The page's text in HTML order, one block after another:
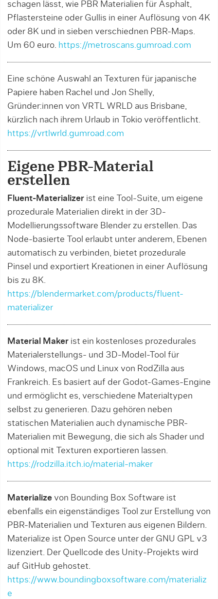
schagen lässt, wie PBR Materialien für Asphalt,
Pflastersteine oder Gullis in einer Auflösung von 4K
oder 8K und in sieben verschiednen PBR-Maps.
Um 60 euro. https://metroscans.gumroad.com
Eine schöne Auswahl an Texturen für japanische
Papiere haben Rachel und Jon Shelly,
Gründer:innen von VRTL WRLD aus Brisbane,
kürzlich nach ihrem Urlaub in Tokio veröffentlicht.
https://vrtlwrld.gumroad.com
Eigene PBR-Material
erstellen
Fluent-Materializer ist eine Tool-Suite, um eigene
prozedurale Materialien direkt in der 3D-
Modellierungssoftware Blender zu erstellen. Das
Node-basierte Tool erlaubt unter anderem, Ebenen
automatisch zu verbinden, bietet prozedurale
Pinsel und exportiert Kreationen in einer Auflösung
bis zu 8K.
https://blendermarket.com/products/fluent-
materializer
Material Maker ist ein kostenloses prozedurales
Materialerstellungs- und 3D-Model-Tool für
Windows, macOS und Linux von RodZilla aus
Frankreich. Es basiert auf der Godot-Games-Engine
und ermöglicht es, verschiedene Materialtypen
selbst zu generieren. Dazu gehören neben
statischen Materialien auch dynamische PBR-
Materialien mit Bewegung, die sich als Shader und
optional mit Texturen exportieren lassen.
https://rodzilla.itch.io/material-maker
Materialize von Bounding Box Software ist
ebenfalls ein eigenständiges Tool zur Erstellung von
PBR-Materialien und Texturen aus eigenen Bildern.
Materialize ist Open Source unter der GNU GPL v3
lizenziert. Der Quellcode des Unity-Projekts wird
auf GitHub gehostet.
https://www.boundingboxsoftware.com/materializ
e